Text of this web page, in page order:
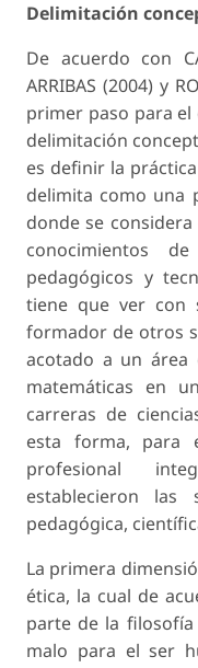
Delimitación
De acuerdo con
ARRIBAS (2004) y
primer paso para
delimitación
es definir la
delimita como una
donde se
conocimientos
pedagógicos y
tiene que ver con
formador de otros
acotado a un área
matemáticas en
carreras de
esta forma, para
profesional
establecieron las
pedagógica,
La primera
ética, la cual de
parte de la
malo para el ser